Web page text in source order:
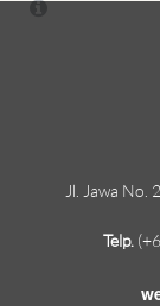
Jl. Jawa No.
Telp.